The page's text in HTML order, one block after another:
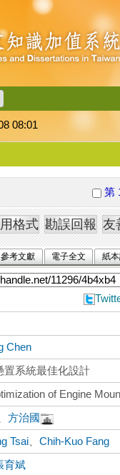
08:01
第
參考文獻 電子全文 紙
Chen
置系統最佳化設計
of Engine
、方治國
Tsai 、Chih-Kuo Fang
育斌